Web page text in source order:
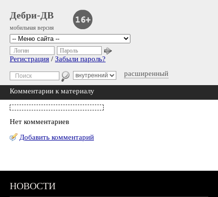
Дебри-ДВ
мобильная версия
расширенный
Логин Пароль
Регистрация / Забыли пароль?
Комментарии к материалу
Нет комментариев
Добавить комментарий
НОВОСТИ